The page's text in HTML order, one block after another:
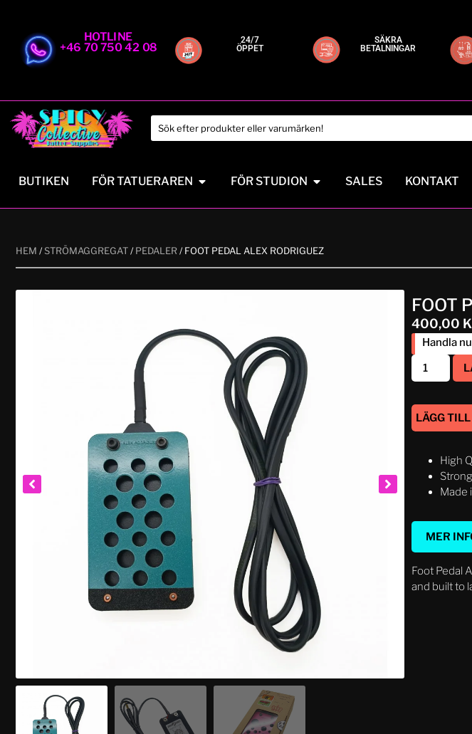
HOTLINE
+46 70 750 42 08
24/7
ÖPPET
SÄKRA
BETALNINGAR
BUTIKEN FÖR TATUERAREN FÖR STUDION SALES KONTAKT
HEM /STRÖMAGGREGAT/PEDALER/ FOOT PEDAL ALEX RODRIGUEZ
FOOT
400,00
Handla
LÄGG
High
Made
MER
Foot Pedal
and built to